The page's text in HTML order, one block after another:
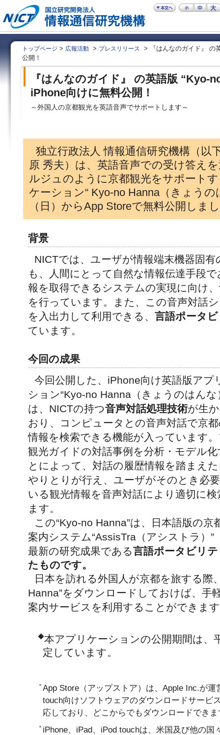
トップページ > 広報活動 > プレスリリース
> 『はんなのガイド』 の
公開！
『はんなのガイド』 の英語版 “Kyo-
iPhone向けに無料公開！
～外国人の京都観光を英語音声でサポートします～
独立行政法人 情報通信研究機構（以
原 秀夫）は、英語音声での受け答え
ルジュのように京都観光をサポート
ケーション“ Kyo-no Hanna（きょうの
（日）からApp Storeで無料公開しま
背景
NICTでは、ユーザが情報端末機器固
も、人間にとって自然な情報伝達手段
報を取得できるシステムの実現に向け、
を行っています。また、この音声対話
を入出力して利用できる、 言語ポータ
ています。
今回の成果
今回公開した、iPhone向け英語版アプ
ション“Kyo-no Hanna（きょうのはんな
は、NICTの持つ音声対話処理技術が生
おり、コンピュータとの音声対話で京
情報を検索できる機能が入っています
観光ガイドの対話事例を分析・モデル
とによって、対話の履歴情報を踏まえ
やりとりが行え、ユーザがそのとき必
いる観光情報を音声対話により適切に
ます。
この“Kyo-no Hanna”は、日本語版の京
案内システム“AssisTra（アシストラ）”
最新の研究成果である言語ポータビリ
たものです。
日本を訪れる外国人が京都を旅する際
Hanna”をダウンロードしておけば、手
案内サービスを利用することができま
◆本アプリケーションの公開期間は、
定しています。
＊ App Store（アップストア）は、Apple Inc.が運
touch向けソフトウェアのダウンロードサービ
応しており、どこからでもダウンロードできま
＊ iPhone、iPad、iPod touchは、米国及び他の国